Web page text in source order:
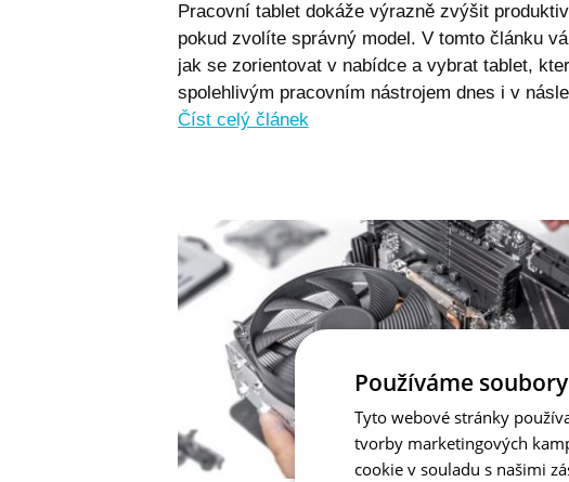
Pracovní tablet dokáže výrazně zvýšit
pokud zvolíte správný model. V tomto článku
jak se zorientovat v nabídce a vybrat tablet,
spolehlivým pracovním nástrojem dnes i v
Číst celý článek
Používáme
Tyto webové stránky
tvorby marketingových
cookie v souladu s našimi